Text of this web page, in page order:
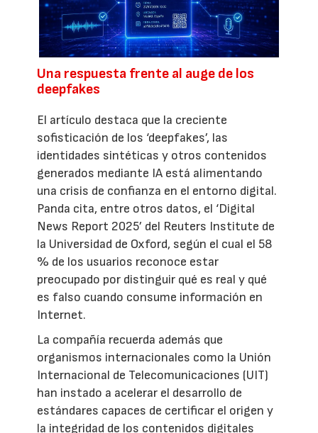
Una respuesta frente al auge de los
deepfakes
El artículo destaca que la creciente
sofisticación de los ‘deepfakes’, las
identidades sintéticas y otros contenidos
generados mediante IA está alimentando
una crisis de confianza en el entorno digital.
Panda cita, entre otros datos, el ‘Digital
News Report 2025’ del Reuters Institute de
la Universidad de Oxford, según el cual el 58
% de los usuarios reconoce estar
preocupado por distinguir qué es real y qué
es falso cuando consume información en
Internet.
La compañía recuerda además que
organismos internacionales como la Unión
Internacional de Telecomunicaciones (UIT)
han instado a acelerar el desarrollo de
estándares capaces de certificar el origen y
la integridad de los contenidos digitales